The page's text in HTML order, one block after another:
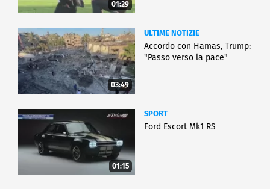
01:29
03:49
ULTIME NOTIZIE
Accordo con Hamas, Trump:
"Passo verso la pace"
01:15
SPORT
Ford Escort Mk1 RS